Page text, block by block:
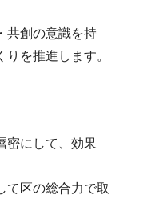
共創の意識を持
を推進します。
密にして、効果
て区の総合力で取